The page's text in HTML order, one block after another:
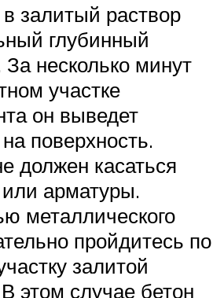
залитый раствор
глубинный
За несколько минут
участке
он выведет
поверхность.
должен касаться
арматуры.
металлического
пройдитесь по
залитой
этом случае бетон